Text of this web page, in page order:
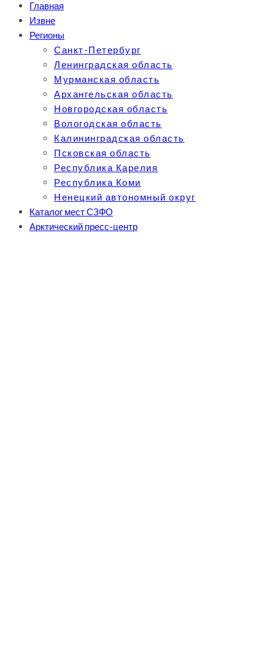
Главная
Извне
Регионы
Санкт-Петербург
Ленинградская область
Мурманская область
Архангельская область
Новгородская область
Вологодская область
Калининградская область
Псковская область
Республика Карелия
Республика Коми
Ненецкий автономный округ
Каталог мест СЗФО
Арктический пресс-центр